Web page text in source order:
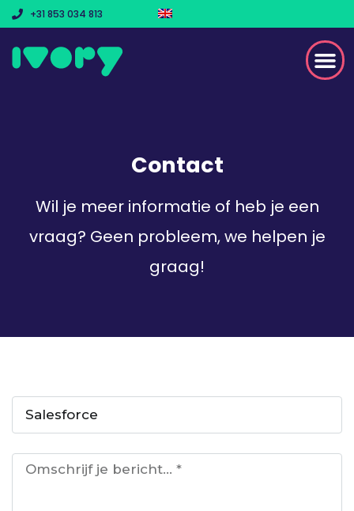
+31 853 034 813
Contact
Wil je meer informatie of heb je een
vraag? Geen probleem, we helpen je
graag!